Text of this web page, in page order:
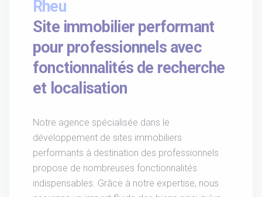
Rheu
Site immobilier performant
pour professionnels avec
fonctionnalités de recherche
et localisation
Notre agence spécialisée dans le
développement de sites immobiliers
performants à destination des professionnels
propose de nombreuses fonctionnalités
indispensables. Grâce à notre expertise, nous